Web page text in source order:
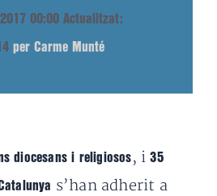
00:00 Actualitzat:
per Carme Munté
diocesans i religiosos , i35
s’han adherit a